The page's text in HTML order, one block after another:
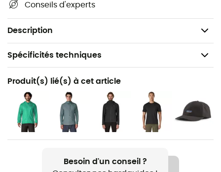
Conseils d'experts
Description
Hautement compressible
Fabriqué au Vietnam
Spécificités techniques
Recommandé pour
Randonnée / Trail / Running
Genre
Homme
Men's Terrebonne Joggers
Produit(s) lié(s) à cet article
Besoin d'un conseil ?